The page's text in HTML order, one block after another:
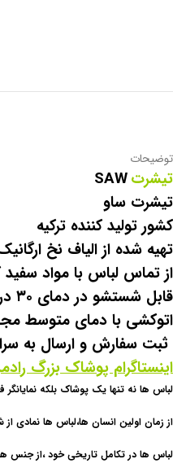
توضیحات
تیشرتSAW
تیشرت ساو
کشور تولید کننده ترکیه
تهیه شده از الیاف نخ
از تماس لباس با مواد
قابل شستشو در دمای ۳۰ درجه سانتی گراد می باشد.
اتوکشی با دمای متوسط
ثبت سفارش و ارسال به
اینستاگرام پوشاک بزرگ
لباس ها نه تنها یک پوشاک بلکه
از زمان اولین انسان ها،لباس ها نمادی
لباس ها در تکامل تاریخی خود ،از جنس